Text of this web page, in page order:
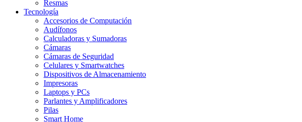
Resmas
Tecnología
Accesorios de Computación
Audífonos
Calculadoras y Sumadoras
Cámaras
Cámaras de Seguridad
Celulares y Smartwatches
Dispositivos de Almacenamiento
Impresoras
Laptops y PCs
Parlantes y Amplificadores
Pilas
Smart Home